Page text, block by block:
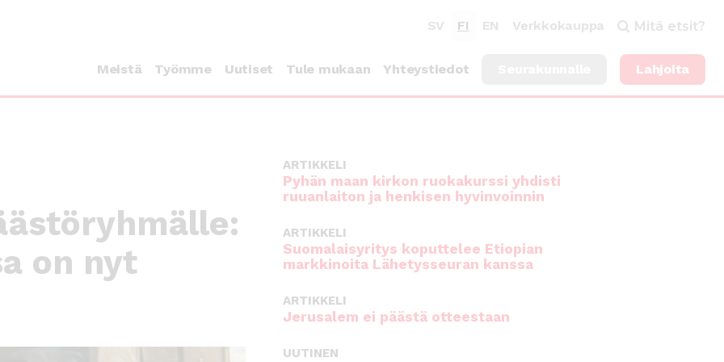
SV FI EN Verkkokauppa Mitä etsit?
Meistä Työmme Uutiset Tule mukaan Yhteystiedot Lahjoita
on nyt
ARTIKKELI
Pyhän maan kirkon ruokakurssi yhdisti
ruuanlaiton ja henkisen hyvinvoinnin
ARTIKKELI
Suomalaisyritys koputtelee Etiopian
markkinoita Lähetysseuran kanssa
ARTIKKELI
Jerusalem ei päästä otteestaan
UUTINEN